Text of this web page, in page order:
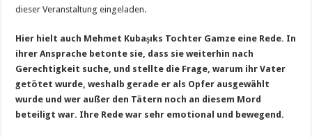
dieser Veranstaltung eingeladen.
Hier hielt auch Mehmet Kubaşıks Tochter Gamze eine Rede. In
ihrer Ansprache betonte sie, dass sie weiterhin nach
Gerechtigkeit suche, und stellte die Frage, warum ihr Vater
getötet wurde, weshalb gerade er als Opfer ausgewählt
wurde und wer außer den Tätern noch an diesem Mord
beteiligt war. Ihre Rede war sehr emotional und bewegend.